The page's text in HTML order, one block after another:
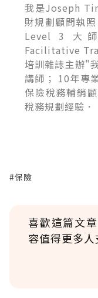
我是Joseph
財規劃顧問執
Level 3 大
Facilitative
培訓雜誌主辦"
講師； 10年專
保險稅務輔銷
稅務規劃經驗．
#保險
喜歡這篇文
容值得更多人